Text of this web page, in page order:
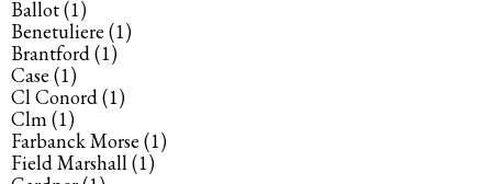
Ballot(1)
Benetuliere (1)
Brantford(1)
Case (1)
Cl Conord(1)
Clm(1)
Farbanck Morse (1)
Field Marshall(1)